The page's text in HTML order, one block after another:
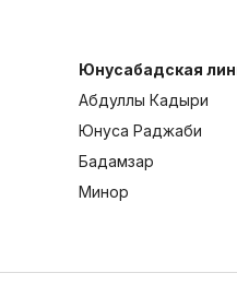
Юнусабадская
Абдуллы Кадыри
Юнуса Раджаби
Бадамзар
Минор